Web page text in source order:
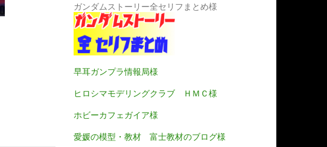
ガンダムストーリー全セリフまとめ様
早耳ガンプラ情報局様
ヒロシマモデリングクラブ ＨＭＣ様
ホビーカフェガイア様
愛媛の模型・教材 富士教材のブログ様